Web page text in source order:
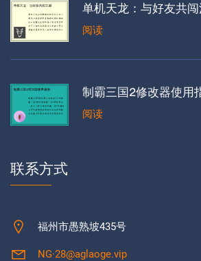
单机天龙：与好友共
阅读
制霸三国2修改器使用
阅读
联系方式
福州市愚熟坡435号
NG·28@aglaoge.vip